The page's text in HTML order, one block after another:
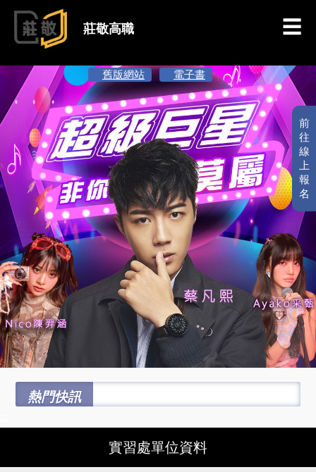
跳到主要內容
莊敬高職
前
往
線
上
報
名
舊版網站 電子書
熱門快訊
實習處單位資料